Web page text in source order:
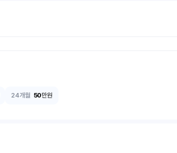
24개월 50만원